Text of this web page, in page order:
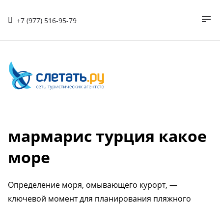
+7 (977) 516-95-79
мармарис турция какое
море
Определение моря, омывающего курорт, —
ключевой момент для планирования пляжного